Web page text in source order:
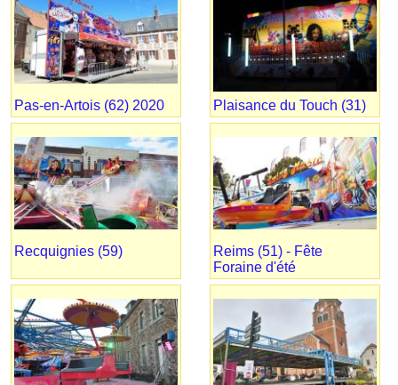
Pas-en-Artois (62) 2020 Plaisance du Touch (31)
Recquignies (59)
Reims (51) - Fête
Foraine d'été